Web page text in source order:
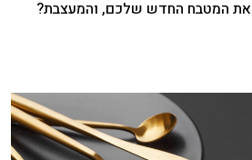
המטבח החדש שלכם, והמעצבת?